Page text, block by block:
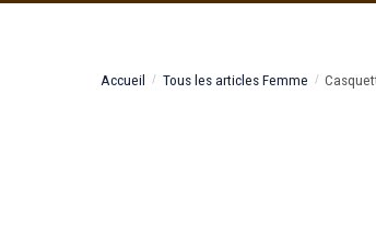
Accueil / Tous les articles Femme /